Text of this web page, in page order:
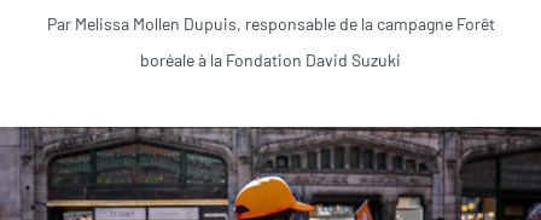
Par Melissa Mollen Dupuis, responsable de la campagne Forêt
boréale à la Fondation David Suzuki